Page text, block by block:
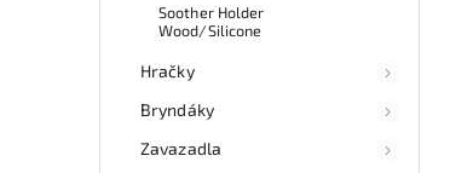
Soother Holder
Wood/Silicone
Hračky
Bryndáky
Zavazadla